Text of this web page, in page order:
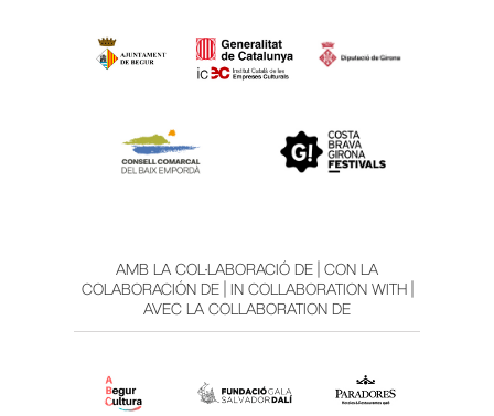
AMB LA COL·LABORACIÓ DE | CON LA
COLABORACIÓN DE | IN COLLABORATION WITH |
AVEC LA COLLABORATION DE